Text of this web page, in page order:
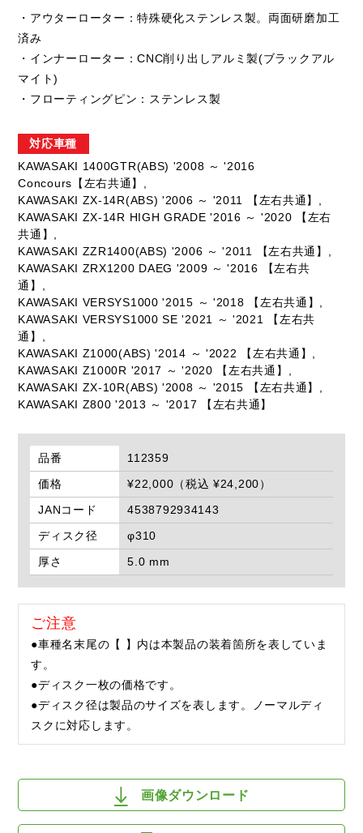
・アウターローター：特殊硬化ステンレス製。両面研磨加工
済み
・インナーローター：CNC削り出しアルミ製(ブラックアル
マイト)
・フローティングピン：ステンレス製
対応車種
KAWASAKI 1400GTR(ABS) '2008 ～ '2016
Concours【左右共通】,
KAWASAKI ZX-14R(ABS) '2006 ～ '2011 【左右共通】,
KAWASAKI ZX-14R HIGH GRADE '2016 ～ '2020 【左右
共通】,
KAWASAKI ZZR1400(ABS) '2006 ～ '2011 【左右共通】,
KAWASAKI ZRX1200 DAEG '2009 ～ '2016 【左右共
通】,
KAWASAKI VERSYS1000 '2015 ～ '2018 【左右共通】,
KAWASAKI VERSYS1000 SE '2021 ～ '2021 【左右共
通】,
KAWASAKI Z1000(ABS) '2014 ～ '2022 【左右共通】,
KAWASAKI Z1000R '2017 ～ '2020 【左右共通】,
KAWASAKI ZX-10R(ABS) '2008 ～ '2015 【左右共通】,
KAWASAKI Z800 '2013 ～ '2017 【左右共通】
品番
112359
価格
¥22,000（税込 ¥24,200）
JANコード
4538792934143
ディスク径
φ310
厚さ
5.0 mm
ご注意
●車種名末尾の【 】内は本製品の装着箇所を表していま
す。
●ディスク一枚の価格です。
●ディスク径は製品のサイズを表します。ノーマルディ
スクに対応します。
画像ダウンロード